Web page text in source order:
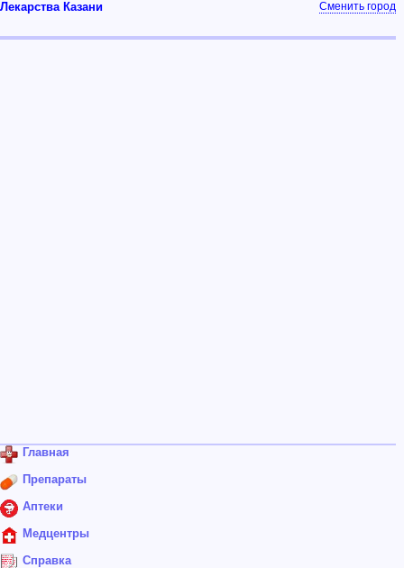
Лекарства Казани Сменить город
Главная
Препараты
Аптеки
Медцентры
Справка